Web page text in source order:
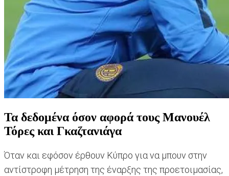
Τα δεδομένα όσον αφορά τους Μανουέλ
Τόρες και Γκαζτανιάγα
Όταν και εφόσον έρθουν Κύπρο για να μπουν στην
αντίστροφη μέτρηση της έναρξης της προετοιμασίας,